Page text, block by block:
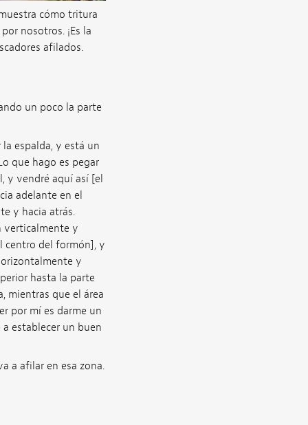
cómo tritura
nosotros. ¡Es la
afilados.
un poco la parte
espalda, y está un
que hago es pegar
y vendré aquí así [el
adelante en el
y hacia atrás.
verticalmente y
centro del formón], y
y
hasta la parte
mientras que el área
por mí es darme un
establecer un buen
a afilar en esa zona.